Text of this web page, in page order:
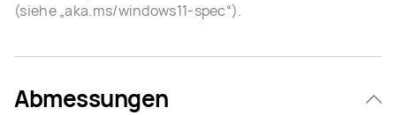
(siehe „aka.ms/windows11-spec“).
Abmessungen